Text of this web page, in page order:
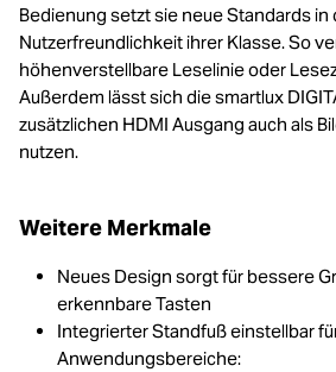
Bedienung setzt sie neue Standards in
Nutzerfreundlichkeit ihrer Klasse. So
höhenverstellbare Leselinie oder
Außerdem lässt sich die smartlux
zusätzlichen HDMI Ausgang auch als
nutzen.
Weitere Merkmale
Neues Design sorgt für bessere
erkennbare Tasten
Integrierter Standfuß einstellbar
Anwendungsbereiche: